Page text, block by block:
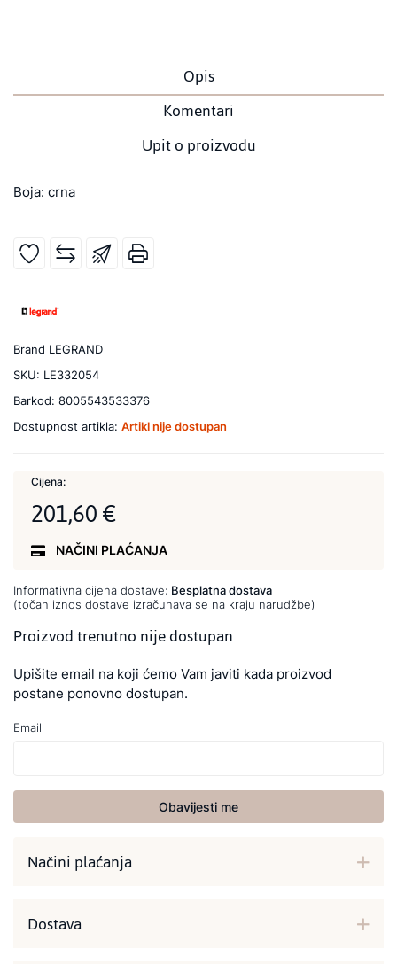
Opis
Komentari
Upit o proizvodu
Boja: crna
Brand LEGRAND
SKU: LE332054
Barkod: 8005543533376
Dostupnost artikla: Artikl nije dostupan
Cijena:
201,60 €
NAČINI PLAĆANJA
Informativna cijena dostave: Besplatna dostava
(točan iznos dostave izračunava se na kraju narudžbe)
Proizvod trenutno nije dostupan
Upišite email na koji ćemo Vam javiti kada proizvod
postane ponovno dostupan.
Email
Obavijesti me
Načini plaćanja
Dostava